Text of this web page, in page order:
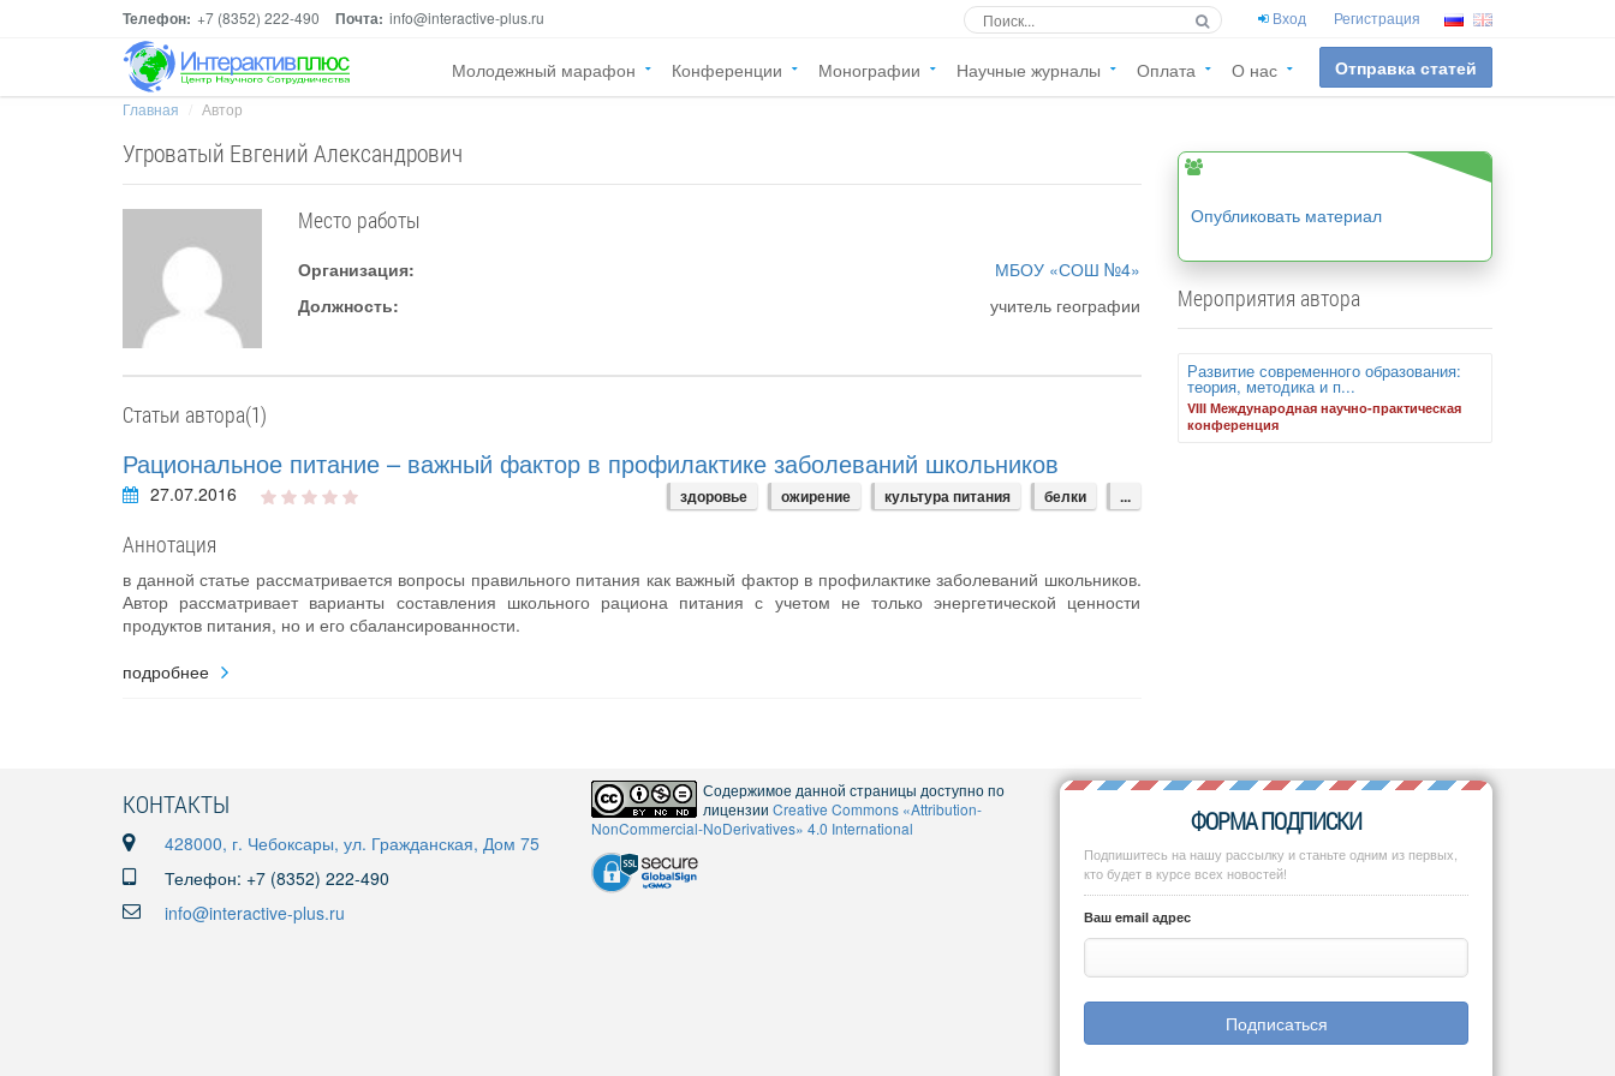
Телефон: +7 (8352) 222-490 Почта: info@interactive-plus.ru Вход Регистрация
Молодежный марафон Конференции Монографии Научные журналы Оплата О нас Отправка статей
Главная Автор
Угроватый Евгений Александрович
Место работы
Организация:
МБОУ «СОШ №4»
Должность:
учитель географии
Статьи автора(1)
Рациональное питание – важный фактор в профилактике заболеваний школьников
27.07.2016 здоровье ожирение культура питания белки ...
Аннотация
в данной статье рассматривается вопросы правильного питания как важный фактор в профилактике заболеваний школьников.
Автор рассматривает варианты составления школьного рациона питания с учетом не только энергетической ценности
продуктов питания, но и его сбалансированности.
подробнее
Опубликовать материал
Мероприятия автора
Развитие современного образования:
теория, методика и п...
VIII Международная научно-практическая
конференция
КОНТАКТЫ
428000, г. Чебоксары, ул. Гражданская, Дом 75
Телефон: +7 (8352) 222-490
info@interactive-plus.ru
Содержимое данной страницы доступно по
лицензии Creative Commons «Attribution-
NonCommercial-NoDerivatives» 4.0 International
ФОРМА ПОДПИСКИ
Подпишитесь на нашу рассылку и станьте одним из первых,
кто будет в курсе всех новостей!
Ваш email адрес
Подписаться